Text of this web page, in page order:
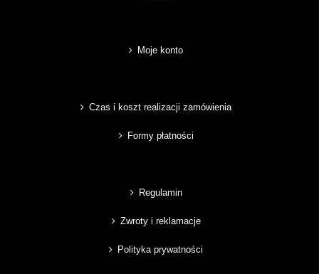
Moje konto
Czas i koszt realizacji zamówienia
Formy płatności
Regulamin
Zwroty i reklamacje
Polityka prywatności